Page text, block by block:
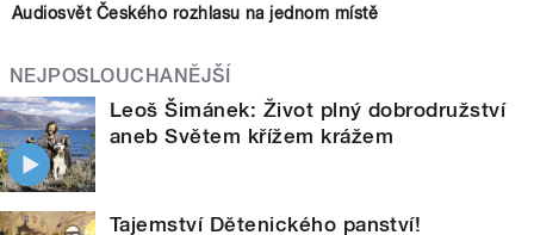
Audiosvět Českého rozhlasu na jednom místě
NEJPOSLOUCHANĚJŠÍ
Leoš Šimánek: Život plný dobrodružství
aneb Světem křížem krážem
Tajemství Dětenického panství!